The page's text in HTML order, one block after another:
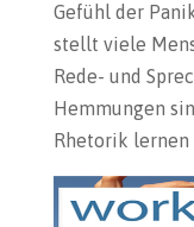
Gefühl der
stellt viele
Rede- und
Hemmungen
Rhetorik